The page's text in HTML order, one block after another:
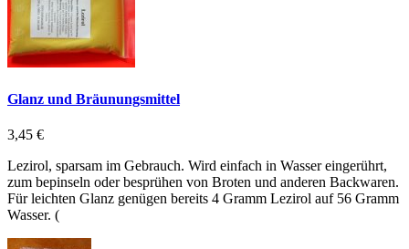
Glanz und Bräunungsmittel
3,45 €
Lezirol, sparsam im Gebrauch. Wird einfach in Wasser eingerührt,
zum bepinseln oder besprühen von Broten und anderen Backwaren.
Für leichten Glanz genügen bereits 4 Gramm Lezirol auf 56 Gramm
Wasser. (